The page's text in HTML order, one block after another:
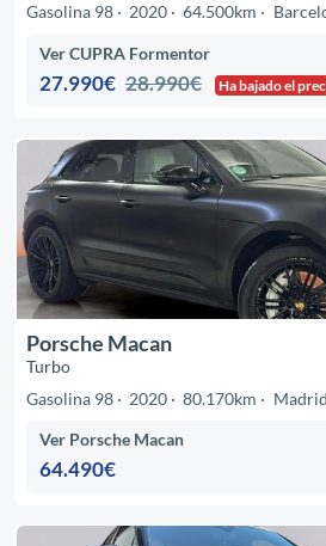
Gasolina 98
2020 64.500km
Ver CUPRA Formentor
27.990€ 28.990€ Ha bajado el
Porsche Macan
Turbo
Gasolina 98
2020 80.170km Madrid
Ver Porsche Macan
64.490€